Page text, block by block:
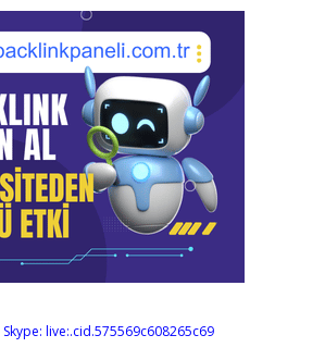
Skype: live:.cid.575569c608265c69